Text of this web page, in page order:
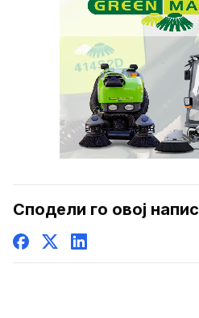
Сподели го овој напис